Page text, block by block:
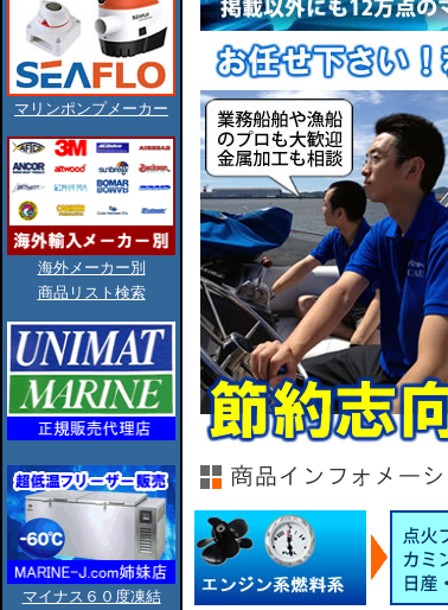
マリンポンプメーカー
海外メーカー別
商品リスト検索
マイナス６０度凍結